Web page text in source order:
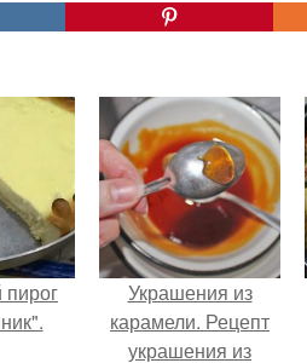
пирог
Украшения из
карамели. Рецепт
украшения из